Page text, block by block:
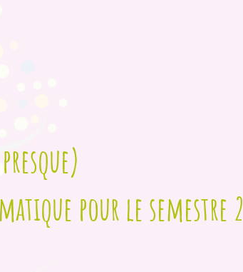
pour le semestre 2